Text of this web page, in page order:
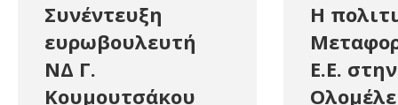
Συνέντευξη
ευρωβουλευτή
ΝΔ Γ.
Κουμουτσάκου
Η
Ε.Ε. στην